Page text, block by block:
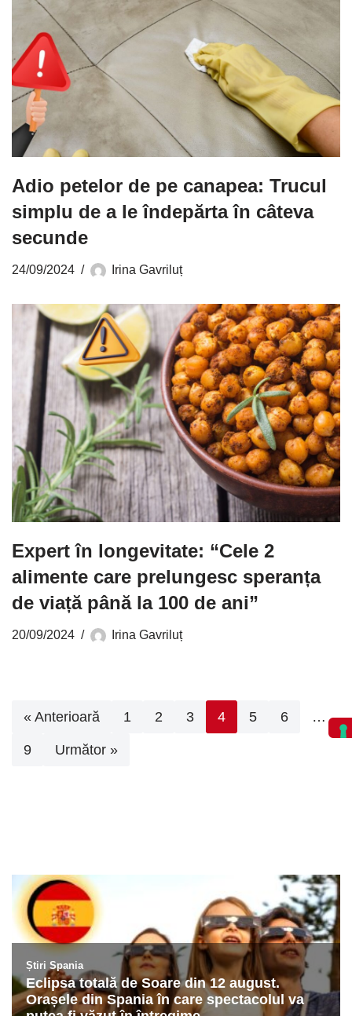
Adio petelor de pe canapea: Trucul
simplu de a le îndepărta în câteva
secunde
24/09/2024 Irina Gavriluț
Expert în longevitate: “Cele 2
alimente care prelungesc speranța
de viață până la 100 de ani”
20/09/2024 Irina Gavriluț
« Anterioară 1 2 3 4 5 6 …
9 Următor »